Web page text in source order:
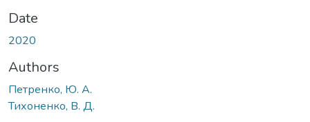
Date
2020
Authors
Петренко, Ю. А.
Тихоненко, В. Д.